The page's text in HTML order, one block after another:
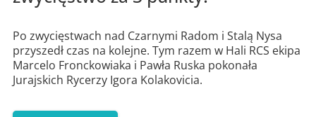
Po zwycięstwach nad Czarnymi Radom i Stalą Nysa
przyszedł czas na kolejne. Tym razem w Hali RCS ekipa
Marcelo Fronckowiaka i Pawła Ruska pokonała
Jurajskich Rycerzy Igora Kolakovicia.